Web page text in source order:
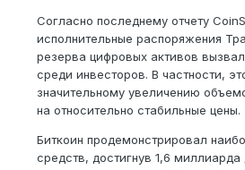
Согласно последнему отчету
исполнительные распоряжения
резерва цифровых активов
среди инвесторов. В частности,
значительному увеличению
на относительно стабильные цены.
Биткоин продемонстрировал
средств, достигнув 1,6